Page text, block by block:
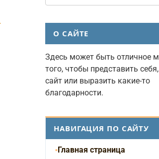
О САЙТЕ
Здесь может быть отличное
того, чтобы представить
сайт или выразить какие-то
благодарности.
НАВИГАЦИЯ ПО САЙТУ
Главная страница